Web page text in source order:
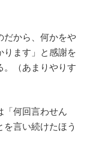
だから、何かをや
ります」と感謝を
。（あまりやりす
「何回言わせん
言い続けたほう